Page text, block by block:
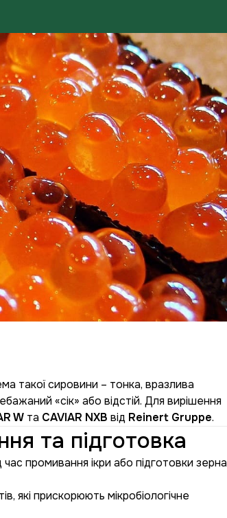
такої сировини – тонка, вразлива
«сік» або відстій. Для вирішення
W та CAVIAR NXB від Reinert Gruppe.
та підготовка
промивання ікри або підготовки зерна
які прискорюють мікробіологічне